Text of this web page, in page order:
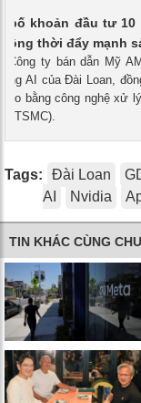
bố khoản đầu tư
thời đẩy mạnh
Công ty bán dẫn Mỹ
AI của Đài Loan,
bằng công nghệ xử
(TSMC).
Tags: Đài Loan
AI
Nvidia
TIN KHÁC CÙNG